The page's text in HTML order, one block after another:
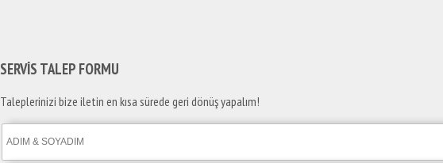
SERVİS TALEP FORMU
Taleplerinizi bize iletin en kısa sürede geri dönüş yapalım!